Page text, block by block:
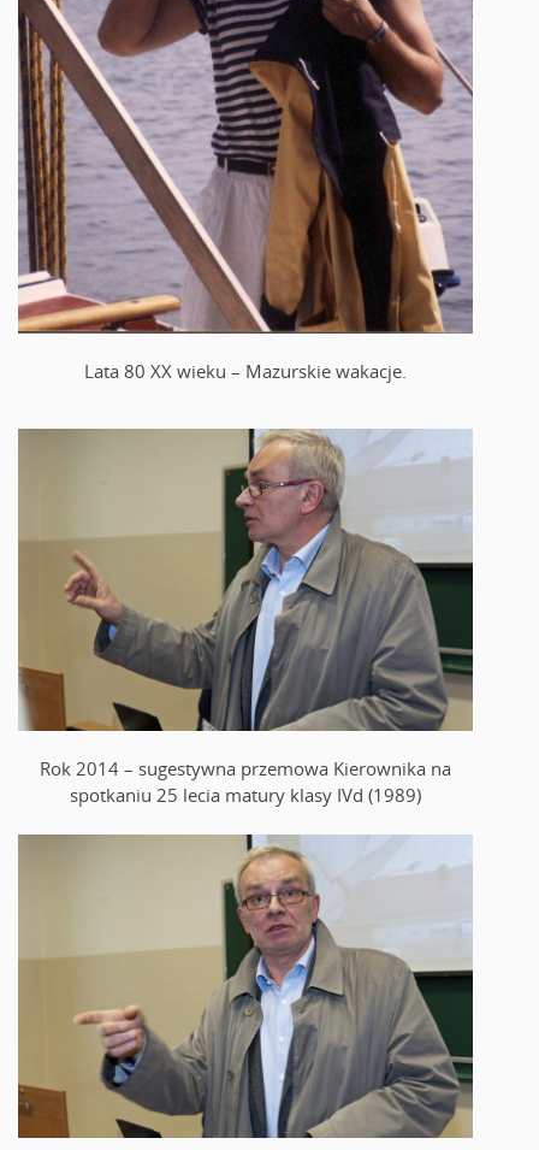
Lata 80 XX wieku – Mazurskie wakacje.
Rok 2014 – sugestywna przemowa Kierownika na
spotkaniu 25 lecia matury klasy IVd (1989)